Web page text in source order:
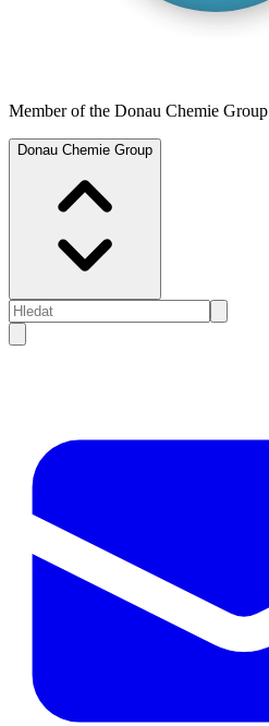
Member of the Donau Chemie Group
Donau Chemie Group